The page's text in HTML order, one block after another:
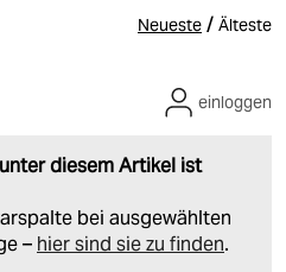
Neueste / Älteste
diesem Artikel ist
bei ausgewählten
– hier sind sie zu finden.
einloggen